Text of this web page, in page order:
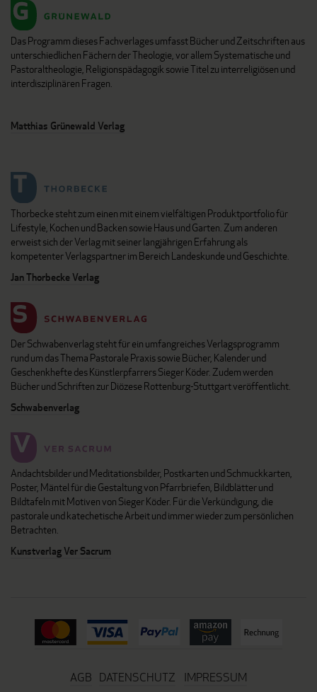
Das Programm dieses Fachverlages umfasst Bücher und Zeitschriften aus
unterschiedlichen Fächern der Theologie, vor allem Systematische und
Pastoraltheologie, Religionspädagogik sowie Titel zu interreligiösen und
interdisziplinären Fragen.
Matthias Grünewald Verlag
Thorbecke steht zum einen mit einem vielfältigen Produktportfolio für
Lifestyle, Kochen und Backen sowie Haus und Garten. Zum anderen
erweist sich der Verlag mit seiner langjährigen Erfahrung als
kompetenter Verlagspartner im Bereich Landeskunde und Geschichte.
Jan Thorbecke Verlag
Der Schwabenverlag steht für ein umfangreiches Verlagsprogramm
rund um das Thema Pastorale Praxis sowie Bücher, Kalender und
Geschenkhefte des Künstlerpfarrers Sieger Köder. Zudem werden
Bücher und Schriften zur Diözese Rottenburg-Stuttgart veröffentlicht.
Schwabenverlag
Andachtsbilder und Meditationsbilder, Postkarten und Schmuckkarten,
Poster, Mäntel für die Gestaltung von Pfarrbriefen, Bildblätter und
Bildtafeln mit Motiven von Sieger Köder. Für die Verkündigung, die
pastorale und katechetische Arbeit und immer wieder zum persönlichen
Betrachten.
Kunstverlag Ver Sacrum
AGB DATENSCHUTZ IMPRESSUM